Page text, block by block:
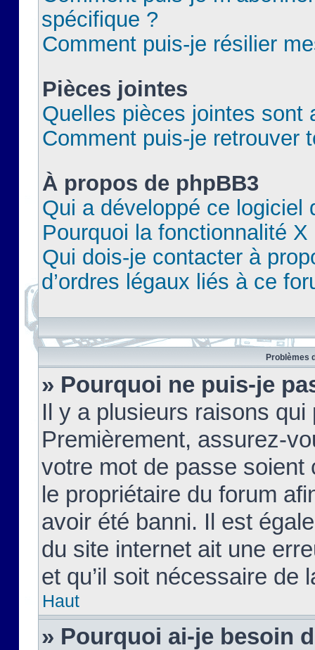
spécifique ?
Comment puis-je résilier
Pièces jointes
Quelles pièces jointes sont
Comment puis-je retrouver
À propos de phpBB3
Qui a développé ce logiciel
Pourquoi la fonctionnalité X
Qui dois-je contacter à
d’ordres légaux liés à ce
Problèmes
» Pourquoi ne puis-je
Il y a plusieurs raisons
Premièrement, assurez-
votre mot de passe soient
le propriétaire du forum
avoir été banni. Il est
du site internet ait une
et qu’il soit nécessaire de
Haut
» Pourquoi ai-je besoin